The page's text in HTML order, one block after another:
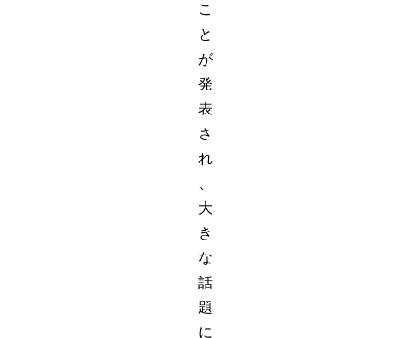
こ
と
が
発
表
さ
れ
大
き
な
話
題
に